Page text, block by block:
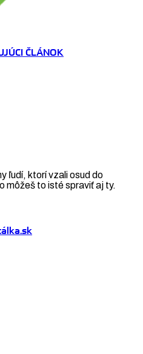
ČLÁNOK
ľudí, ktorí vzali osud do
môžeš to isté spraviť aj ty.